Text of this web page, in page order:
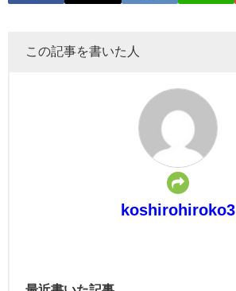
この記事を書いた人
koshirohiroko3